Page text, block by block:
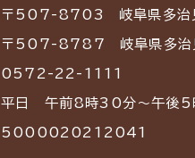
〒507-8703 岐阜県多
〒507-8787 岐阜県多
0572-22-1111
平日 午前8時30分～午後5
5000020212041